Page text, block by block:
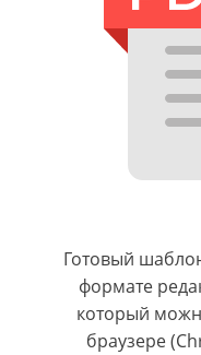
Готовый
формате
который
браузере